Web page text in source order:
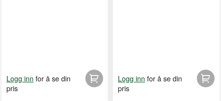
Logg inn for å se din
pris
Logg inn for å se din
pris